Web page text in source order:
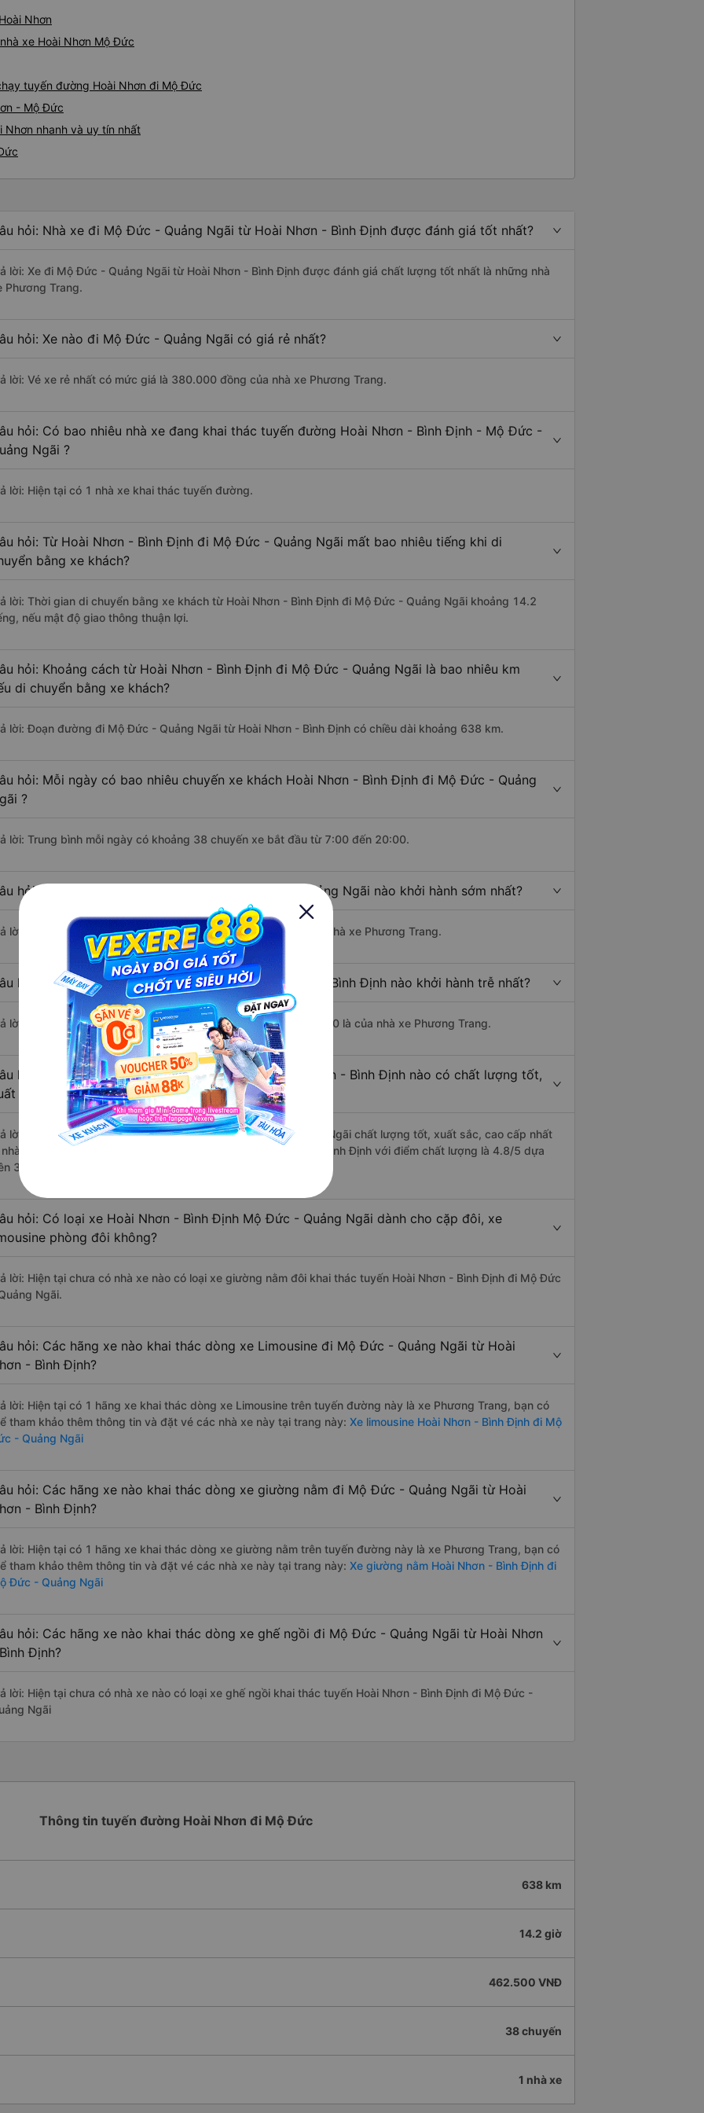
Nhơn
xe Hoài Nhơn Mộ Đức
tuyến đường Hoài Nhơn đi Mộ Đức
- Mộ Đức
nhanh và uy tín nhất
hỏi: Nhà xe đi Mộ Đức - Quảng Ngãi từ Hoài Nhơn - Bình Định được đánh giá tốt nhất?
lời: Xe đi Mộ Đức - Quảng Ngãi từ Hoài Nhơn - Bình Định được đánh giá chất lượng tốt nhất là những nhà
Phương Trang.
hỏi: Xe nào đi Mộ Đức - Quảng Ngãi có giá rẻ nhất?
lời: Vé xe rẻ nhất có mức giá là 380.000 đồng của nhà xe Phương Trang.
hỏi: Có bao nhiêu nhà xe đang khai thác tuyến đường Hoài Nhơn - Bình Định - Mộ Đức -
Ngãi ?
lời: Hiện tại có 1 nhà xe khai thác tuyến đường.
hỏi: Từ Hoài Nhơn - Bình Định đi Mộ Đức - Quảng Ngãi mất bao nhiêu tiếng khi di
bằng xe khách?
lời: Thời gian di chuyển bằng xe khách từ Hoài Nhơn - Bình Định đi Mộ Đức - Quảng Ngãi khoảng 14.2
nếu mật độ giao thông thuận lợi.
hỏi: Khoảng cách từ Hoài Nhơn - Bình Định đi Mộ Đức - Quảng Ngãi là bao nhiêu km
di chuyển bằng xe khách?
lời: Đoạn đường đi Mộ Đức - Quảng Ngãi từ Hoài Nhơn - Bình Định có chiều dài khoảng 638 km.
hỏi: Mỗi ngày có bao nhiêu chuyến xe khách Hoài Nhơn - Bình Định đi Mộ Đức - Quảng
?
lời: Trung bình mỗi ngày có khoảng 38 chuyến xe bắt đầu từ 7:00 đến 20:00.
hỏi: Nhà xe đi Hoài Nhơn - Bình Định Mộ Đức - Quảng Ngãi nào khởi hành sớm nhất?
lời: Chuyến xe có giờ xuất phát sớm nhất vào lúc 7:00 là của nhà xe Phương Trang.
hỏi: Nhà xe đi Mộ Đức - Quảng Ngãi từ Hoài Nhơn - Bình Định nào khởi hành trễ nhất?
lời: Chuyến xe có giờ xuất phát trễ (muộn) nhất là vào lúc 20:00 là của nhà xe Phương Trang.
hỏi: Review xe đi Mộ Đức - Quảng Ngãi từ Hoài Nhơn - Bình Định nào có chất lượng tốt,
sắc, cao cấp nhất?
lời: Những hãng xe đi Hoài Nhơn - Bình Định Mộ Đức - Quảng Ngãi chất lượng tốt, xuất sắc, cao cấp nhất
nhà xe Phương Trang đi Mộ Đức - Quảng Ngãi từ Hoài Nhơn - Bình Định với điểm chất lượng là 4.8/5 dựa
3963 đánh giá của khách hàng).
hỏi: Có loại xe Hoài Nhơn - Bình Định Mộ Đức - Quảng Ngãi dành cho cặp đôi, xe
phòng đôi không?
lời: Hiện tại chưa có nhà xe nào có loại xe giường nằm đôi khai thác tuyến Hoài Nhơn - Bình Định đi Mộ Đức
Ngãi.
hỏi: Các hãng xe nào khai thác dòng xe Limousine đi Mộ Đức - Quảng Ngãi từ Hoài
- Bình Định?
lời: Hiện tại có 1 hãng xe khai thác dòng xe Limousine trên tuyến đường này là xe Phương Trang, bạn có
tham khảo thêm thông tin và đặt vé các nhà xe này tại trang này: Xe limousine Hoài Nhơn - Bình Định đi Mộ
- Quảng Ngãi
hỏi: Các hãng xe nào khai thác dòng xe giường nằm đi Mộ Đức - Quảng Ngãi từ Hoài
- Bình Định?
lời: Hiện tại có 1 hãng xe khai thác dòng xe giường nằm trên tuyến đường này là xe Phương Trang, bạn có
tham khảo thêm thông tin và đặt vé các nhà xe này tại trang này: Xe giường nằm Hoài Nhơn - Bình Định đi
Đức - Quảng Ngãi
hỏi: Các hãng xe nào khai thác dòng xe ghế ngồi đi Mộ Đức - Quảng Ngãi từ Hoài Nhơn
Định?
lời: Hiện tại chưa có nhà xe nào có loại xe ghế ngồi khai thác tuyến Hoài Nhơn - Bình Định đi Mộ Đức -
Ngãi
Thông tin tuyến đường Hoài Nhơn đi Mộ Đức
638 km
14.2 giờ
462.500 VNĐ
38 chuyến
1 nhà xe